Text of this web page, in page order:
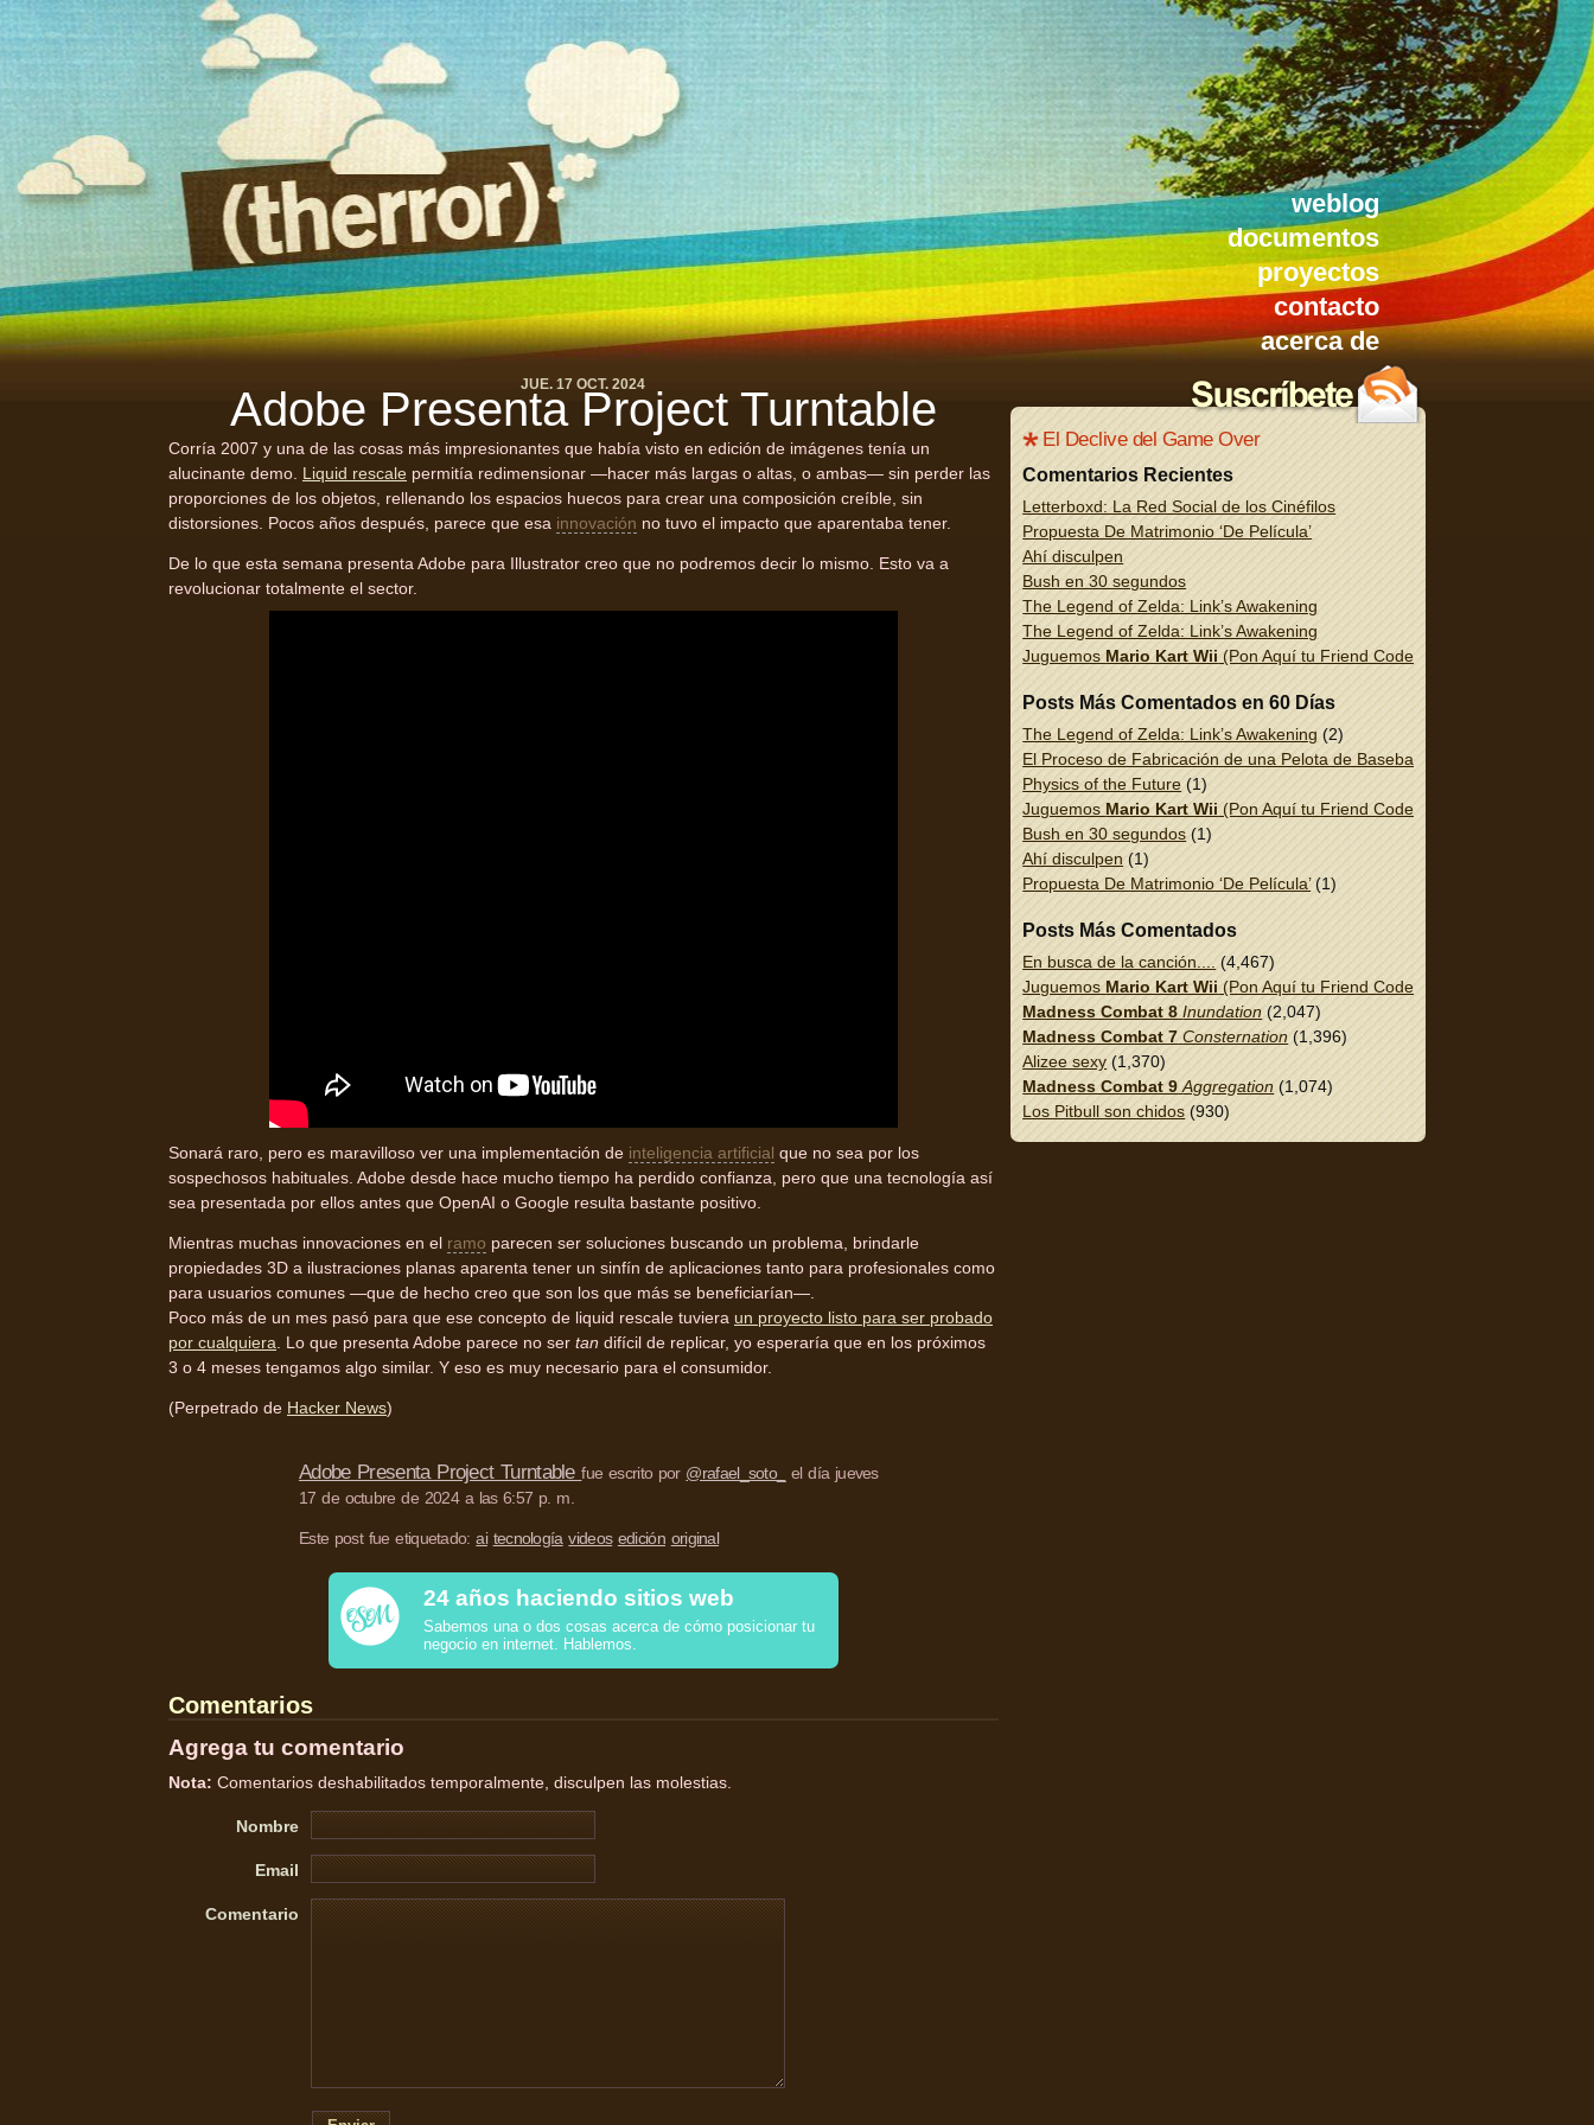
weblog
documentos
proyectos
contacto
acerca de
JUE. 17 OCT. 2024
Adobe Presenta Project Turntable
Corría 2007 y una de las cosas más impresionantes que había visto en edición de imágenes tenía un
alucinante demo. Liquid rescale permitía redimensionar —hacer más largas o altas, o ambas— sin perder las
proporciones de los objetos, rellenando los espacios huecos para crear una composición creíble, sin
distorsiones. Pocos años después, parece que esa innovación no tuvo el impacto que aparentaba tener.
De lo que esta semana presenta Adobe para Illustrator creo que no podremos decir lo mismo. Esto va a
revolucionar totalmente el sector.
Sonará raro, pero es maravilloso ver una implementación de inteligencia artificial que no sea por los
sospechosos habituales. Adobe desde hace mucho tiempo ha perdido confianza, pero que una tecnología así
sea presentada por ellos antes que OpenAI o Google resulta bastante positivo.
Mientras muchas innovaciones en el ramo parecen ser soluciones buscando un problema, brindarle
propiedades 3D a ilustraciones planas aparenta tener un sinfín de aplicaciones tanto para profesionales como
para usuarios comunes —que de hecho creo que son los que más se beneficiarían—.
Poco más de un mes pasó para que ese concepto de liquid rescale tuviera un proyecto listo para ser probado
por cualquiera. Lo que presenta Adobe parece no ser tan difícil de replicar, yo esperaría que en los próximos
3 o 4 meses tengamos algo similar. Y eso es muy necesario para el consumidor.
(Perpetrado de Hacker News)
Adobe Presenta Project Turntablefue escrito por @rafael_soto_
el día jueves
17 de octubre de 2024 a las 6:57 p. m.
Este post fue etiquetado:ai tecnología videos edición original
24 años haciendo sitios web
Sabemos una o dos cosas acerca de cómo posicionar tu
negocio en internet. Hablemos.
Comentarios
Agrega tu comentario
Nota: Comentarios deshabilitados temporalmente, disculpen las molestias.
Nombre
Email
Comentario
El Declive del Game Over
Comentarios Recientes
Letterboxd: La Red Social de los Cinéfilos
Propuesta De Matrimonio ‘De Película’
Ahí disculpen
Bush en 30 segundos
The Legend of Zelda: Link’s Awakening
The Legend of Zelda: Link’s Awakening
Juguemos Mario Kart Wii (Pon Aquí tu Friend Code!)
Posts Más Comentados en 60 Días
The Legend of Zelda: Link’s Awakening (2)
El Proceso de Fabricación de una Pelota de Baseball
Physics of the Future (1)
Juguemos Mario Kart Wii (Pon Aquí tu Friend Code!)
Bush en 30 segundos (1)
Ahí disculpen (1)
Propuesta De Matrimonio ‘De Película’(1)
Posts Más Comentados
En busca de la canción.... (4,467)
Juguemos Mario Kart Wii (Pon Aquí tu Friend Code!)
Madness Combat 8 Inundation (2,047)
Madness Combat 7 Consternation (1,396)
Alizee sexy (1,370)
Madness Combat 9 Aggregation (1,074)
Los Pitbull son chidos (930)